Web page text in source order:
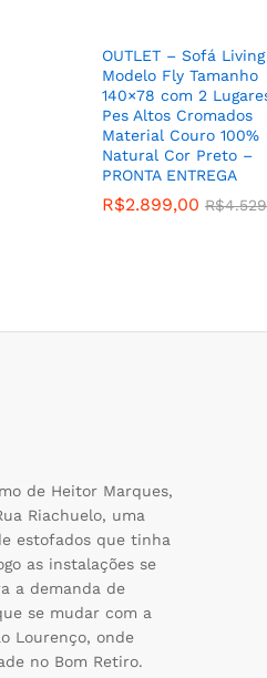
OUTLET – Sofá Living
Modelo Fly Tamanho
140×78 com 2
Pes Altos Cromados
Material Couro 100%
Natural Cor Preto –
PRONTA ENTREGA
R$2.899,00 R$
de Heitor Marques,
Riachuelo, uma
estofados que tinha
as instalações se
a demanda de
se mudar com a
Lourenço, onde
no Bom Retiro.